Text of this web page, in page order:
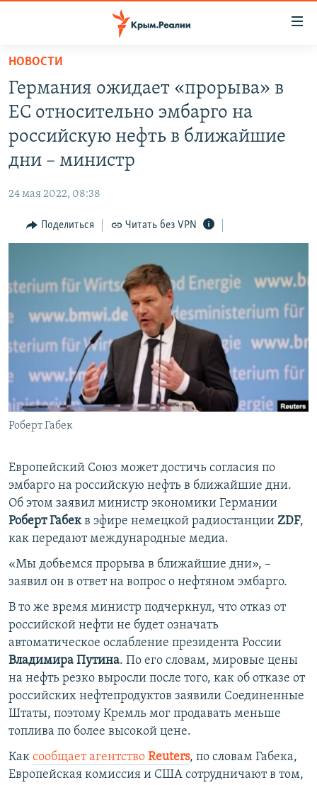
Вернуться
основному
содержанию
главной
Вернутся
поиску
СПЕЦПРОЕКТЫ
ГРУЗ 200
ИНФОГРАФИКА
СОВЕТЫ ПРАВОЗАЩИТНИКОВ
ПРОПАВШИЕ БЕЗ ВЕСТИ
ПОБЕДИТЕЛЕЙ НЕ СУДЯТ?
КРЫМ.НЕПОКОРЕННЫЙ
ELIFBE
УКРАИНСКАЯ ПРОБЛЕМА КРЫМА
РАДІО СВОБОДА
КАК ОБОЙТИ БЛОКИРОВКУ
Qırımtatar
ПРИСОЕДИНЯЙТЕСЬ!
Все сайты RFE/RL
НОВОСТИ
Германия ожидает «прорыва» в
ЕС относительно эмбарго на
российскую нефть в ближайшие
дни – министр
24 мая 2022, 08:38
Поделиться Читать без VPN
Роберт Габек
Европейский Союз может достичь согласия по
эмбарго на российскую нефть в ближайшие дни.
Об этом заявил министр экономики Германии
Роберт Габекв эфире немецкой радиостанции ZDF,
как передают международные медиа.
«Мы добьемся прорыва в ближайшие дни», –
заявил он в ответ на вопрос о нефтяном эмбарго.
В то же время министр подчеркнул, что отказ от
российской нефти не будет означать
автоматическое ослабление президента России
Владимира Путина. По его словам, мировые цены
на нефть резко выросли после того, как об отказе от
российских нефтепродуктов заявили Соединенные
Штаты, поэтому Кремль мог продавать меньше
топлива по более высокой цене.
Как сообщает агентство Reuters, по словам Габека,
Европейская комиссия и США сотрудничают в том,